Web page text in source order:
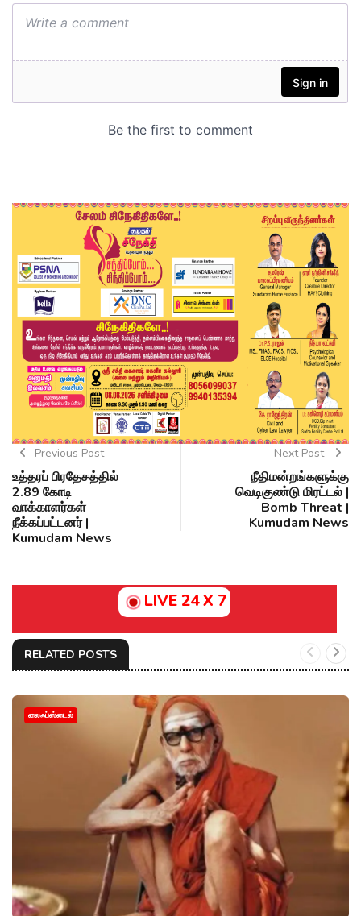
Previous Post
உத்தரப் பிரதேசத்தில்
2.89 கோடி
வாக்காளர்கள்
நீக்கப்பட்டனர் |
Kumudam News
Next Post
நீதிமன்றங்களுக்கு
வெடிகுண்டு மிரட்டல் |
Bomb Threat |
Kumudam News
LIVE 24 X 7
RELATED POSTS
லைஃப்ஸ்டைல்